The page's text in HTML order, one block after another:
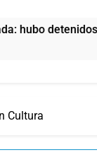
detenidos y
Cultura